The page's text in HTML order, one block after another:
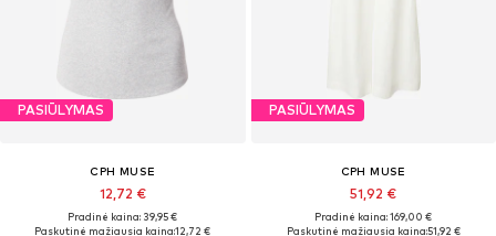
PASIŪLYMAS
CPH MUSE
12,72 €
Pradinė kaina: 39,95 €
Paskutinė mažiausia kaina:12,72 €
PASIŪLYMAS
CPH MUSE
51,92 €
Pradinė kaina: 169,00 €
Paskutinė mažiausia kaina:51,92 €